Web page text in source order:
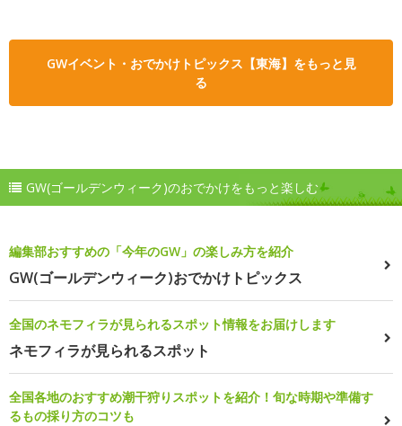
GWイベント・おでかけトピックス【東海】をもっと見
る
GW(ゴールデンウィーク)のおでかけをもっと楽しむ
編集部おすすめの「今年のGW」の楽しみ方を紹介
GW(ゴールデンウィーク)おでかけトピックス
全国のネモフィラが見られるスポット情報をお届けします
ネモフィラが見られるスポット
全国各地のおすすめ潮干狩りスポットを紹介！旬な時期や準備す
るもの採り方のコツも